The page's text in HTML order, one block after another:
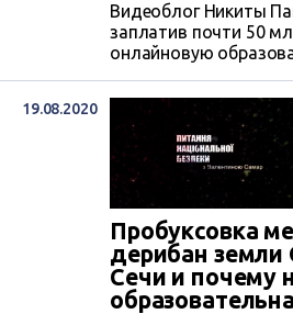
Видеоблог Никиты
заплатив почти 50
онлайновую
могут ею
смотреть
общаться с
группы в
электронной почты.
19.08.2020
Пробуксовка
дерибан земли
Сечи и почему